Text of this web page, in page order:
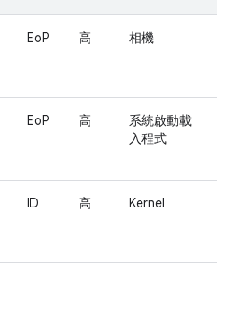
EoP 高 相機
EoP 高
系統啟動載
入程式
ID 高 Kernel